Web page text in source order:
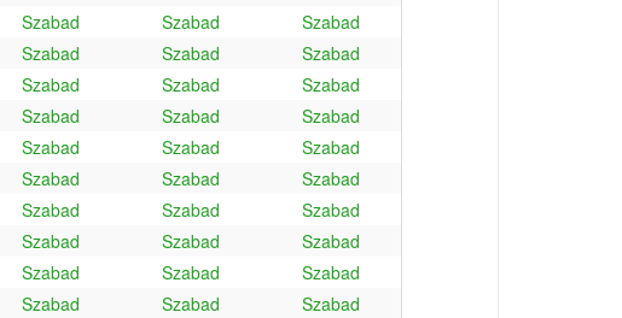
Szabad Szabad
Szabad
Szabad Szabad
Szabad
Szabad Szabad
Szabad
Szabad Szabad
Szabad
Szabad Szabad
Szabad
Szabad Szabad
Szabad
Szabad Szabad
Szabad
Szabad Szabad
Szabad
Szabad Szabad
Szabad
Szabad Szabad
Szabad